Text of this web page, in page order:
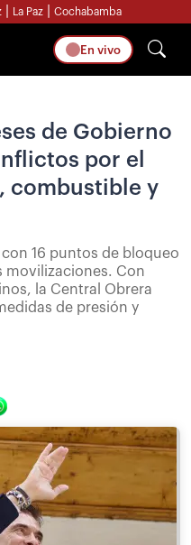
La Paz Cochabamba
En vivo
de Gobierno
por el
combustible y
16 puntos de bloqueo
movilizaciones. Con
la Central Obrera
de presión y